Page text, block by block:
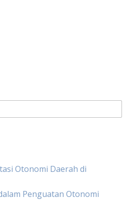
Otonomi Daerah di
Penguatan Otonomi